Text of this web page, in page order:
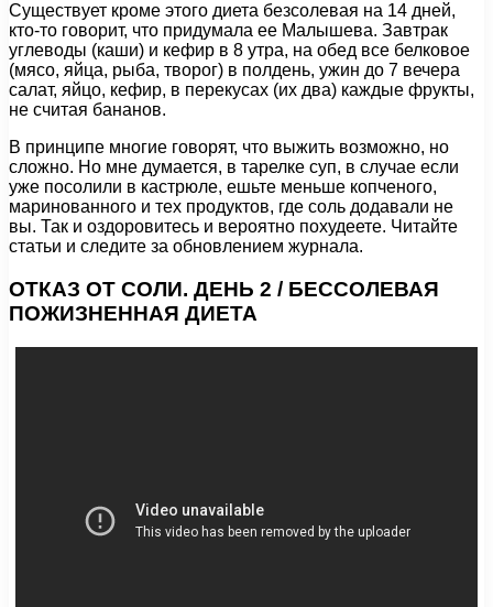
Существует кроме этого диета безсолевая на 14 дней,
кто-то говорит, что придумала ее Малышева. Завтрак
углеводы (каши) и кефир в 8 утра, на обед все белковое
(мясо, яйца, рыба, творог) в полдень, ужин до 7 вечера
салат, яйцо, кефир, в перекусах (их два) каждые фрукты,
не считая бананов.
В принципе многие говорят, что выжить возможно, но
сложно. Но мне думается, в тарелке суп, в случае если
уже посолили в кастрюле, ешьте меньше копченого,
маринованного и тех продуктов, где соль додавали не
вы. Так и оздоровитесь и вероятно похудеете. Читайте
статьи и следите за обновлением журнала.
ОТКАЗ ОТ СОЛИ. ДЕНЬ 2 / БЕССОЛЕВАЯ
ПОЖИЗНЕННАЯ ДИЕТА